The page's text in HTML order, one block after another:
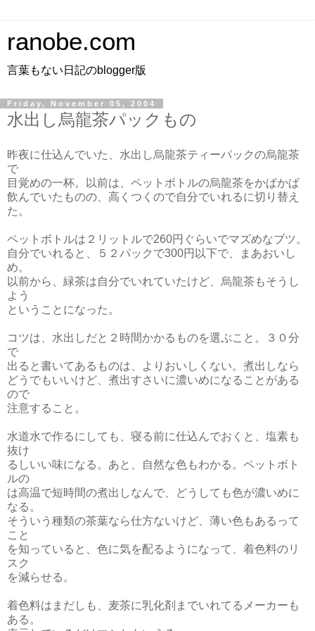
ranobe.com
言葉もない日記のblogger版
Friday, November 05, 2004
水出し烏龍茶パックもの
昨夜に仕込んでいた、水出し烏龍茶ティーパックの烏龍茶
で
目覚めの一杯。以前は、ペットボトルの烏龍茶をかぱかぱ
飲んでいたものの、高くつくので自分でいれるに切り替え
た。
ペットボトルは２リットルで260円ぐらいでマズめなブツ。
自分でいれると、５２パックで300円以下で、まあおいし
め。
以前から、緑茶は自分でいれていたけど、烏龍茶もそうし
よう
ということになった。
コツは、水出しだと２時間かかるものを選ぶこと。３０分
で
出ると書いてあるものは、よりおいしくない。煮出しなら
どうでもいいけど、煮出すさいに濃いめになることがある
ので
注意すること。
水道水で作るにしても、寝る前に仕込んでおくと、塩素も
抜け
るしいい味になる。あと、自然な色もわかる。ペットボト
ルの
は高温で短時間の煮出しなんで、どうしても色が濃いめに
なる。
そういう種類の茶葉なら仕方ないけど、薄い色もあるって
こと
を知っていると、色に気を配るようになって、着色料のリ
スク
を減らせる。
着色料はまだしも、麦茶に乳化剤までいれてるメーカーも
ある。